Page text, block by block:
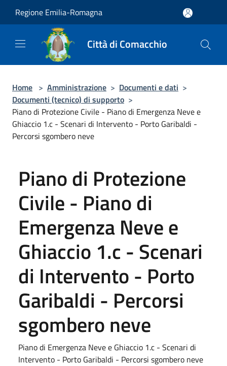
Regione Emilia-Romagna
Città di Comacchio
Home > Amministrazione > Documenti e dati >
Documenti (tecnico) di supporto >
Piano di Protezione Civile - Piano di Emergenza Neve e
Ghiaccio 1.c - Scenari di Intervento - Porto Garibaldi -
Percorsi sgombero neve
Piano di Protezione
Civile - Piano di
Emergenza Neve e
Ghiaccio 1.c - Scenari
di Intervento - Porto
Garibaldi - Percorsi
sgombero neve
Piano di Emergenza Neve e Ghiaccio 1.c - Scenari di
Intervento - Porto Garibaldi - Percorsi sgombero neve